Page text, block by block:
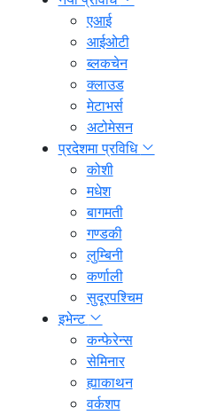
एआई
आईओटी
ब्लकचेन
क्लाउड
मेटाभर्स
अटोमेसन
प्रदेशमा प्रविधि
कोशी
मधेश
बागमती
गण्डकी
लुम्बिनी
कर्णाली
सुदूरपश्चिम
इभेन्ट
कन्फेरेन्स
सेमिनार
ह्याकाथन
वर्कशप